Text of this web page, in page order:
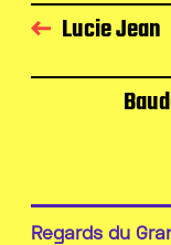
Lucie Jean
Regards du